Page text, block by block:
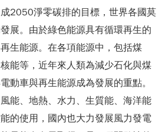
2050淨零碳排的目標，世界各國莫
展。由於綠色能源具有循環再生的
生能源。在各項能源中，包括煤
能等，近年來人類為減少石化與煤
動車與再生能源成為發展的重點。
能、地熱、水力、生質能、海洋能
的使用，國內也大力發展風力發電